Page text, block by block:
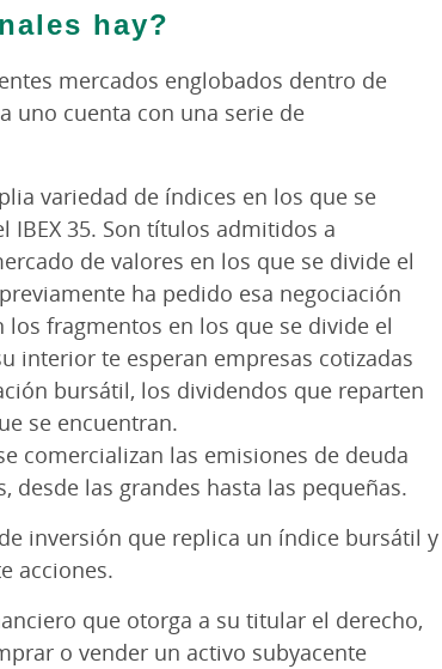
hay?
mercados englobados dentro de
uno cuenta con una serie de
variedad de índices en los que se
IBEX 35. Son títulos admitidos a
de valores en los que se divide el
ha pedido esa negociación
los fragmentos en los que se divide el
interior te esperan empresas cotizadas
bursátil, los dividendos que reparten
se encuentran.
comercializan las emisiones de deuda
desde las grandes hasta las pequeñas.
inversión que replica un índice bursátil y
acciones.
que otorga a su titular el derecho,
o vender un activo subyacente